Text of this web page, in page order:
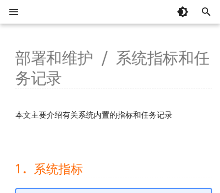
单机部署
虚拟目录部署
高可用部署
树莓派 Ubuntu 部署
1. 系统指标
2. 任务记录
3. 关闭本地函数任务记录
整体
开发模块
脚本库
连接器
环境变量
管理模块
总览
关于
系统设置
Access Token
基本概念
编写并调用函数
函数执行过程
连接器订阅
总览
观测云
TrueWatch
InfluxDB
忘记安装目录
安装部署时脚本中断
容器无法正常运行
函数执行超时
MCP 编程
MCP 函数
📚 专辑：AI 辅助编程 AI 辅助编程
从 OpenCode 接入并实现建站
从 Codex 接入并实现建站
📚 专辑：观测云监控器
有关「监控器」常见问题
掌握「监控器」函数日志
掌握「消息发送」函数日志
监控器、短信、语音计量详解
观测云调试页面
以往版本 DataFlux Func 7.x
DataFlux Func 6.x
DataFlux Func 5.x
DataFlux Func 1.x
附属版 Func 版本对照表
版本兼容性说明
Python 起步
Python 基础
Python 基础补充
代码片段参考
部署和维护 / 系统指标和任
务记录
本文主要介绍有关系统内置的指标和任务记录
1. 系统指标